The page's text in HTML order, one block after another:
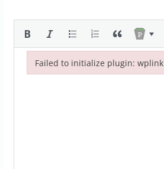
Failed to initialize plugin: wplink
Failed to initialize plugin: wplink